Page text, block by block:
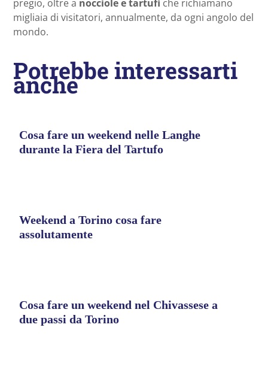
pregio, oltre a nocciole e tartufi che richiamano
migliaia di visitatori, annualmente, da ogni angolo del
mondo.
Potrebbe interessarti
anche
Cosa fare un weekend nelle Langhe
durante la Fiera del Tartufo
Weekend a Torino cosa fare
assolutamente
Cosa fare un weekend nel Chivassese a
due passi da Torino